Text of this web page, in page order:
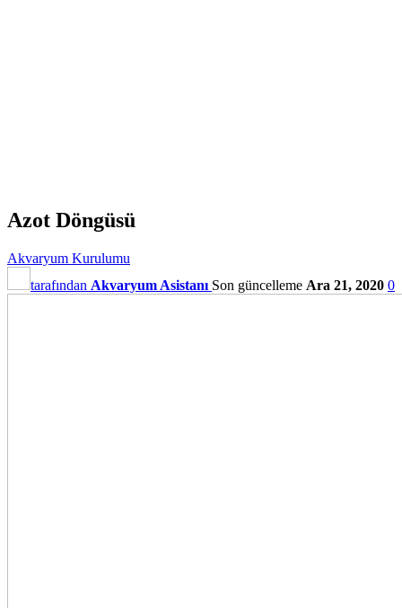
Azot Döngüsü
Akvaryum Kurulumu
tarafından Akvaryum Asistanı Son güncelleme Ara 21, 2020 0